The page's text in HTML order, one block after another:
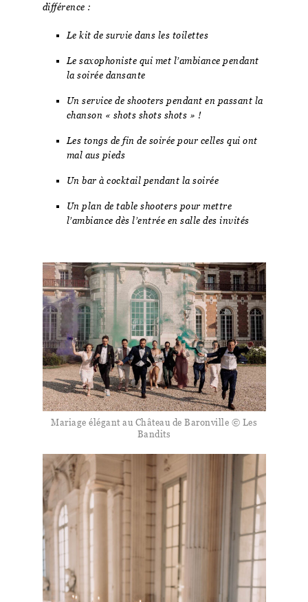
différence :
Le kit de survie dans les toilettes
Le saxophoniste qui met l’ambiance pendant
la soirée dansante
Un service de shooters pendant en passant la
chanson « shots shots shots » !
Les tongs de fin de soirée pour celles qui ont
mal aus pieds
Un bar à cocktail pendant la soirée
Un plan de table shooters pour mettre
l’ambiance dès l’entrée en salle des invités
Mariage élégant au Château de Baronville © Les
Bandits